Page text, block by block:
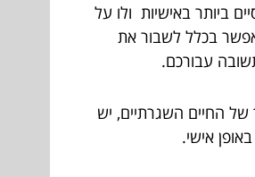
ביותר באישיות ולו על
בכלל לשבור את
עבורכם.
של החיים השגרתיים, יש
אישי.